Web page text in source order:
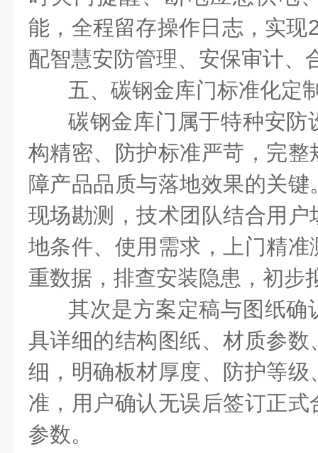
能，全程留存操作日志，实现
配智慧安防管理、安保审计、
五、碳钢金库门标准化定
碳钢金库门属于特种安防
构精密、防护标准严苛，完
障产品品质与落地效果的关
现场勘测，技术团队结合用
地条件、使用需求，上门精
重数据，排查安装隐患，初步
其次是方案定稿与图纸确
具详细的结构图纸、材质参
细，明确板材厚度、防护等
准，用户确认无误后签订正
参数。